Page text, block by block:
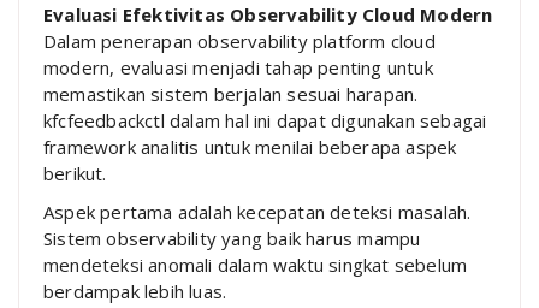
Evaluasi Efektivitas Observability Cloud Modern
Dalam penerapan observability platform cloud
modern, evaluasi menjadi tahap penting untuk
memastikan sistem berjalan sesuai harapan.
kfcfeedbackctl dalam hal ini dapat digunakan sebagai
framework analitis untuk menilai beberapa aspek
berikut.
Aspek pertama adalah kecepatan deteksi masalah.
Sistem observability yang baik harus mampu
mendeteksi anomali dalam waktu singkat sebelum
berdampak lebih luas.